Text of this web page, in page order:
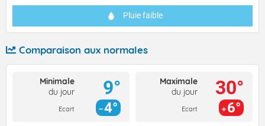
Pluie faible
Comparaison aux normales
Minimale
du jour
Ecart
9°
4°
Maximale
du jour
Ecart
30°
6°